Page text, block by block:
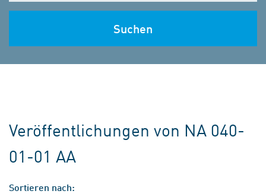
Suchen
Veröffentlichungen von NA 040-
01-01 AA
Sortieren nach: